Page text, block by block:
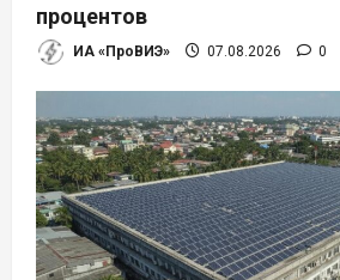
процентов
ИА «ПроВИЭ» 07.08.2026 0